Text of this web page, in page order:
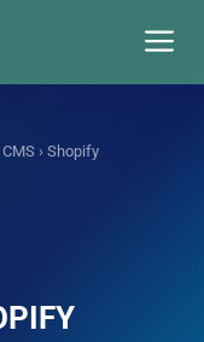
› Shopify